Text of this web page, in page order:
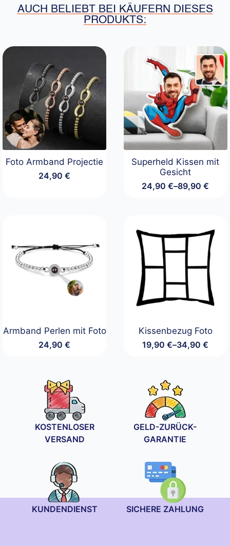
AUCH BELIEBT BEI KÄUFERN DIESES
PRODUKTS:
Foto Armband Projectie
24,90€
Superheld Kissen mit
Gesicht
24,90€–89,90€
Preisspanne:
Armband Perlen mit Foto
24,90€
Kissenbezug Foto
19,90€–34,90€
Preisspanne:
KOSTENLOSER
VERSAND
GELD-ZURÜCK-
GARANTIE
KUNDENDIENST SICHERE ZAHLUNG